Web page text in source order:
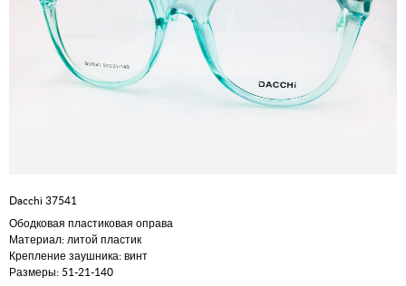
Dacchi 37541
Ободковая пластиковая оправа
Материал: литой пластик
Крепление заушника: винт
Размеры: 51-21-140